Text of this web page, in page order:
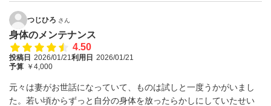
つじひろ さん
身体のメンテナンス
4.50
投稿日 2026/01/21利用日 2026/01/21
予算 ￥4,000
元々は妻がお世話になっていて、ものは試しと一度うかがいまし
た。若い頃からずっと自分の身体を放ったらかしにしていたせい